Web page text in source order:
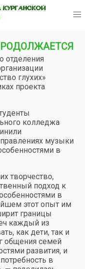
КУРГАНСКОЙ
отделения
глухих»
проекта
колледжа
музыки
в
творчество,
подход к
в
этот опыт им
границы
каждый из
как дети, так и
общения семей
развития, и
в